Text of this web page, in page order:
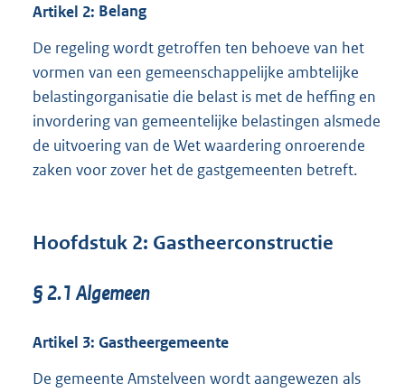
Artikel 2: Belang
De regeling wordt getroffen ten behoeve van het
vormen van een gemeenschappelijke ambtelijke
belastingorganisatie die belast is met de heffing en
invordering van gemeentelijke belastingen alsmede
de uitvoering van de Wet waardering onroerende
zaken voor zover het de gastgemeenten betreft.
Hoofdstuk 2: Gastheerconstructie
§ 2.1 Algemeen
Artikel 3: Gastheergemeente
De gemeente Amstelveen wordt aangewezen als